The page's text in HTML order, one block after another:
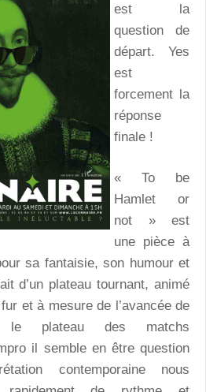
est la
question de
départ. Yes
est
forcement la
réponse
finale !
« To be
Hamlet or
not » est
une pièce à
sa fantaisie, son humour et
d’un plateau tournant, animé
et à mesure de l’avancée de
le plateau des matchs
il semble en être question
contemporaine nous